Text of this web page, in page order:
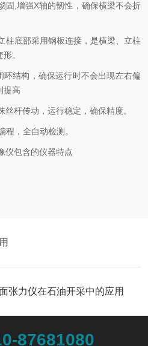
固,增强X轴的韧性，确保横梁不会折
柱底部采用钢板连接，是横梁、立柱
。
环结构，确保运行时不会出现左右偏
提高
杆传动，运行稳定，确保精度。
程，全自动检测。
张力仪在石油开采中的应用
87681080